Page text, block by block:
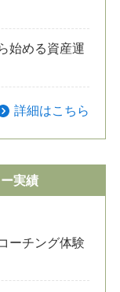
始める資産運
詳細はこちら
実績
ーチング体験